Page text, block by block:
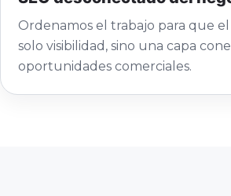
Ordenamos el trabajo para que el
solo visibilidad, sino una capa
oportunidades comerciales.